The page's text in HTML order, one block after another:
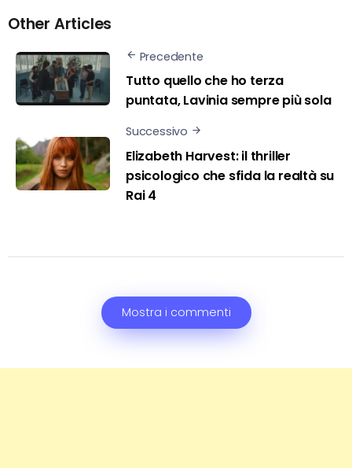
Other Articles
Precedente
Tutto quello che ho terza
puntata, Lavinia sempre più sola
Successivo
Elizabeth Harvest: il thriller
psicologico che sfida la realtà su
Rai 4
Mostra i commenti